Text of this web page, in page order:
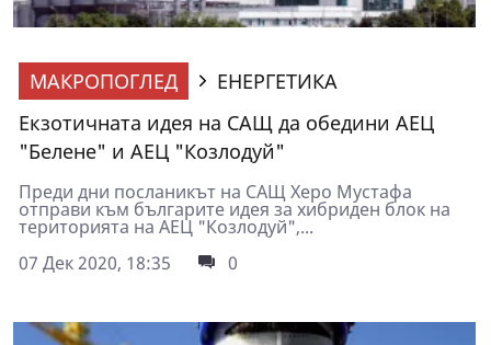
МАКРОПОГЛЕД
ЕНЕРГЕТИКА
Екзотичната идея на САЩ да обедини АЕЦ
"Белене" и АЕЦ "Козлодуй"
Преди дни посланикът на САЩ Херо Мустафа
отправи към българите идея за хибриден блок на
територията на АЕЦ "Козлодуй",...
07 Дек 2020, 18:35
0